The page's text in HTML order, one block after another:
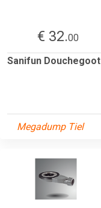
€ 32.00
Sanifun Douchegoot
Megadump Tiel